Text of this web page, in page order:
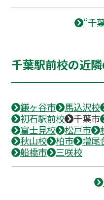
“千
千葉駅前校の近
鎌ヶ谷市 馬込沢校
初石駅前校
千葉市
富士見校
松戸市
秋山校
柏市 増尾
船橋市
三咲校